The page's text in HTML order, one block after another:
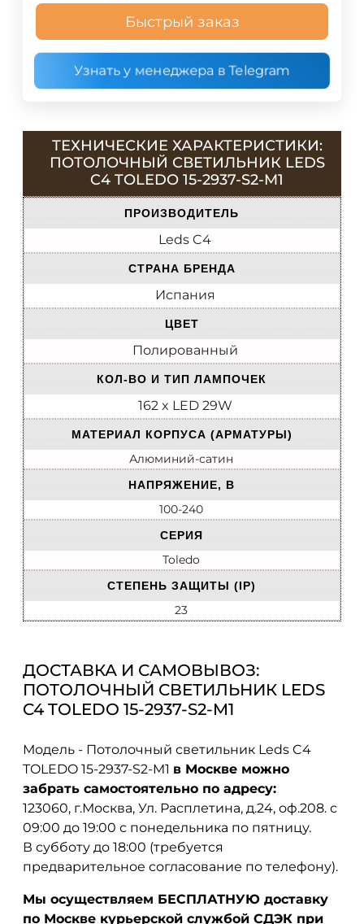
Быстрый заказ
Узнать у менеджера в Telegram
ТЕХНИЧЕСКИЕ ХАРАКТЕРИСТИКИ:
ПОТОЛОЧНЫЙ СВЕТИЛЬНИК LEDS
C4 TOLEDO 15-2937-S2-M1
ПРОИЗВОДИТЕЛЬ
Leds C4
СТРАНА БРЕНДА
Испания
ЦВЕТ
Полированный
КОЛ-ВО И ТИП ЛАМПОЧЕК
162 x LED 29W
МАТЕРИАЛ КОРПУСА (АРМАТУРЫ)
Алюминий-сатин
НАПРЯЖЕНИЕ, В
100-240
СЕРИЯ
Toledo
СТЕПЕНЬ ЗАЩИТЫ (IP)
23
ДОСТАВКА И САМОВЫВОЗ:
ПОТОЛОЧНЫЙ СВЕТИЛЬНИК LEDS
C4 TOLEDO 15-2937-S2-M1
Модель - Потолочный светильник Leds C4
TOLEDO 15-2937-S2-M1 в Москве можно
забрать самостоятельно по адресу:
123060, г.Москва, Ул. Расплетина, д.24, оф.208. с
09:00 до 19:00 с понедельника по пятницу.
В субботу до 18:00 (требуется
предварительное согласование по телефону).
Мы осуществляем БЕСПЛАТНУЮ доставку
по Москве курьерской службой СДЭК при